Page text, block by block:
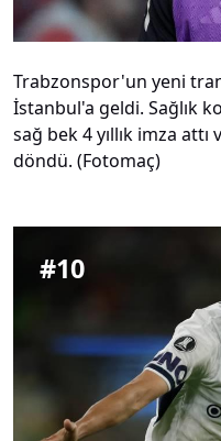
Trabzonspor'un yeni
İstanbul'a geldi. Sağlık
sağ bek 4 yıllık imza
döndü. (Fotomaç)
#10